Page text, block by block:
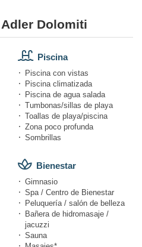
Dolomiti
Piscina
Piscina con vistas
Piscina climatizada
Piscina de agua salada
Tumbonas/sillas de playa
Toallas de playa/piscina
Zona poco profunda
Sombrillas
Bienestar
Gimnasio
Spa / Centro de Bienestar
Peluquería / salón de belleza
Bañera de hidromasaje /
jacuzzi
Sauna